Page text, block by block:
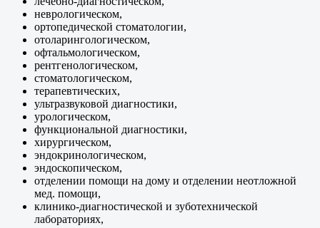
неврологическом,
ортопедической стоматологии,
отоларингологическом,
офтальмологическом,
рентгенологическом,
стоматологическом,
терапевтических,
ультразвуковой диагностики,
урологическом,
функциональной диагностики,
хирургическом,
эндокринологическом,
эндоскопическом,
отделении помощи на дому и отделении неотложной
мед. помощи,
клинико-диагностической и зуботехнической
лабораториях,